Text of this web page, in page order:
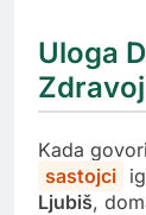
Uloga
Kada
sastojci
Ljubiš,